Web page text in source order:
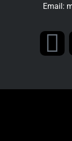
Email: